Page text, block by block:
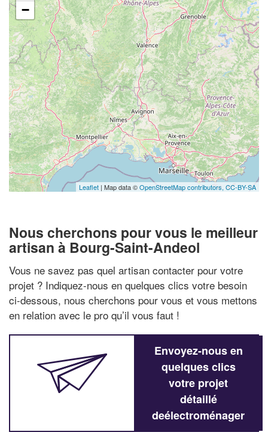
−
Leaflet | Map data ©OpenStreetMap contributors, CC-BY-SA
Nous cherchons pour vous le meilleur
artisan à Bourg-Saint-Andeol
Vous ne savez pas quel artisan contacter pour votre
projet ? Indiquez-nous en quelques clics votre besoin
ci-dessous, nous cherchons pour vous et vous mettons
en relation avec le pro qu’il vous faut !
Envoyez-nous en
quelques clics
votre projet
détaillé
deélectroménager